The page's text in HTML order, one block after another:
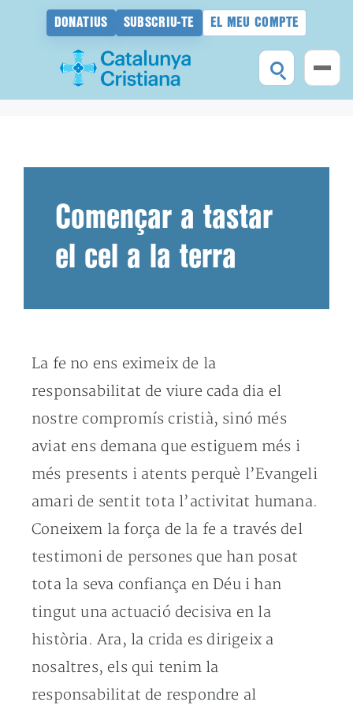
DONATIUS SUBSCRIU-TE EL MEU COMPTE
Començar a tastar
el cel a la terra
La fe no ens eximeix de la
responsabilitat de viure cada dia el
nostre compromís cristià, sinó més
aviat ens demana que estiguem més i
més presents i atents perquè l’Evangeli
amari de sentit tota l’activitat humana.
Coneixem la força de la fe a través del
testimoni de persones que han posat
tota la seva confiança en Déu i han
tingut una actuació decisiva en la
història. Ara, la crida es dirigeix a
nosaltres, els qui tenim la
responsabilitat de respondre al